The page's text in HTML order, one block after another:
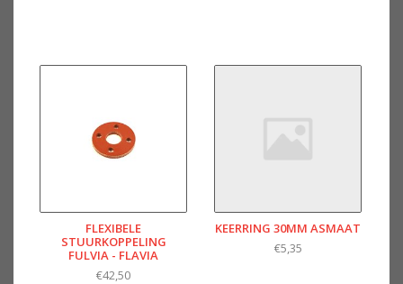
FLEXIBELE
STUURKOPPELING
FULVIA - FLAVIA
€42,50
KEERRING 30MM ASMAAT
€5,35